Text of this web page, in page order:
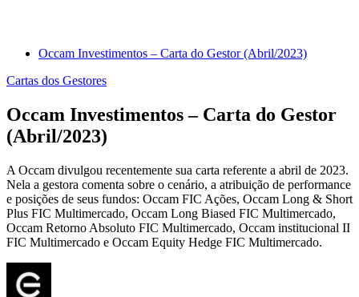
Occam Investimentos – Carta do Gestor (Abril/2023)
Cartas dos Gestores
Occam Investimentos – Carta do Gestor
(Abril/2023)
A Occam divulgou recentemente sua carta referente a abril de 2023.
Nela a gestora comenta sobre o cenário, a atribuição de performance
e posições de seus fundos: Occam FIC Ações, Occam Long & Short
Plus FIC Multimercado, Occam Long Biased FIC Multimercado,
Occam Retorno Absoluto FIC Multimercado, Occam institucional II
FIC Multimercado e Occam Equity Hedge FIC Multimercado.